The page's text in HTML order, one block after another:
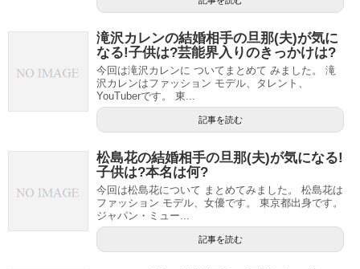
滝沢カレンの結婚相手の旦那(夫)が気に
なる!子供は?芸能界入りのきっかけは?
今回は滝沢カレンに ついてまとめて みました。 滝
沢カレンはファッション モデル、タレント、
YouTuberです。 東...
記事を読む
松島花の結婚相手の旦那(夫)が気になる!
子供は?本名は何?
今回は松島花について まとめてみました。 松島花は
ファッション モデル、女優です。 東京都出身です。
ジャパン・ミュー...
記事を読む